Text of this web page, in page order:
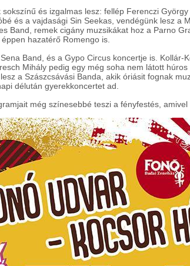
sokszínű és izgalmas lesz: fellép Ferenczi
és a vajdasági Sin Seekas, vendégünk lesz a
Band, remek cigány muzsikákat hoz a Parno
hazatérő Romengo is.
Band, és a Gypo Circus koncertje is. Kollár-
Mihály pedig egy még soha nem látott
a Szászcsávási Banda, akik óriásit fognak
délután gyerekkoncertet ad.
még színesebbé teszi a fényfestés,